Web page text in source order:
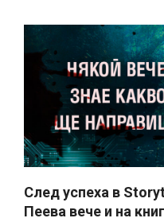
Navigation
След успеха в
Пеева вече и на